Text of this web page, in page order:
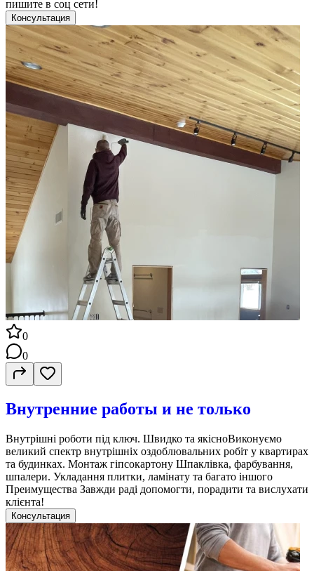
пишите в соц сети!
Консультация
0
0
Внутренние работы и не только
Внутрішні роботи під ключ. Швидко та якісноВиконуємо
великий спектр внутрішніх оздоблювальних робіт у квартирах
та будинках. Монтаж гіпсокартону Шпаклівка, фарбування,
шпалери. Укладання плитки, ламінату та багато іншого
Преимущества Завжди раді допомогти, порадити та вислухати
клієнта!
Консультация